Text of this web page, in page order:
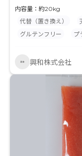
です。また加熱に
持する力もある
ます。製品の色
内容量：約20kg
代替（置き換え）
グルテンフリー
プ
興和株式会社